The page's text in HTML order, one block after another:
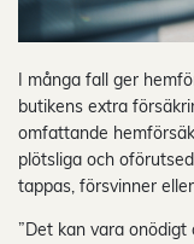
I många fall ger
butikens extra
omfattande
plötsliga och
tappas, försvinner
”Det kan vara